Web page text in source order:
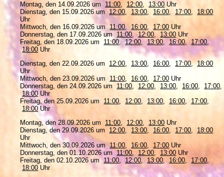
Montag, den 14.09.2026 um
11:00, 12:00, 13:00Uhr
Dienstag, den 15.09.2026 um
12:00, 13:00, 16:00, 17:00,
18:00
Uhr
Mittwoch, den 16.09.2026 um 11:00, 16:00, 17:00 Uhr
Donnerstag, den 17.09.2026 um 11:00, 12:00, 13:00 Uhr
Freitag, den 18.09.2026 um
11:00, 12:00, 13:00, 16:00, 17:00,
18:00 Uhr
Dienstag, den 22.09.2026 um
12:00, 13:00, 16:00, 17:00, 18:00
Uhr
Mittwoch, den 23.09.2026 um
11:00, 16:00, 17:00 Uhr
Donnerstag, den 24.09.2026 um
11:00, 12:00, 13:00, 16:00, 17:00,
18:00Uhr
Freitag, den 25.09.2026 um
11:00, 12:00, 13:00, 16:00, 17:00,
18:00Uhr
Montag, den 28.09.2026 um
11:00 12:00 13:00 Uhr
Dienstag, den 29.09.2026 um
12:00 13:00 16:00 17:00
18:00
Uhr
Mittwoch, den 30.09.2026 um 11:00 16:00 17:00 Uhr
Donnerstag, den 01.10.2026 um 11:00 12:00 13:00 Uhr
Freitag, den 02.10.2026 um 11:00 12:00 , 13:00, 16:00 17:00
18:00 Uhr